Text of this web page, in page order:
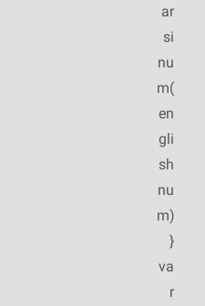
ar
si
nu
m(
en
gli
sh
nu
m)
{
va
r